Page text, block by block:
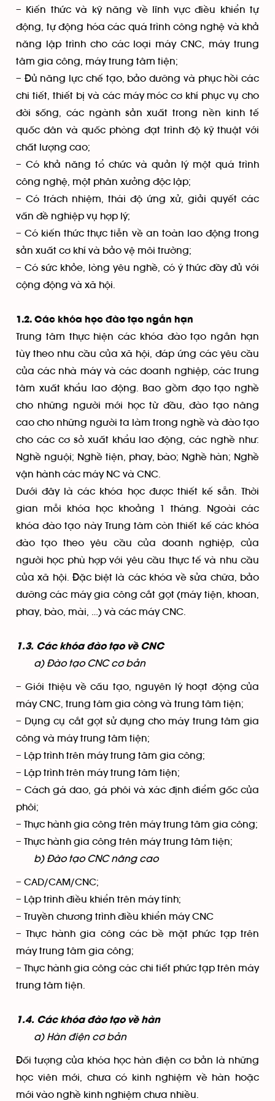
– Kiến thức và kỹ năng về lĩnh vực điều khiển tự
động, tự động hóa các quá trình công nghệ và khả
năng lập trình cho các loại máy CNC, máy trung
tâm gia công, máy trung tâm tiện;
– Đủ năng lực chế tạo, bảo dưỡng và phục hồi các
chi tiết, thiết bị và các máy móc cơ khí phục vụ cho
đời sống, các ngành sản xuất trong nền kinh tế
quốc dân và quốc phòng đạt trình độ kỹ thuật với
chất lượng cao;
– Có khả năng tổ chức và quản lý một quá trình
công nghệ, một phân xưởng độc lập;
– Có trách nhiệm, thái độ ứng xử, giải quyết các
vấn đề nghiệp vụ hợp lý;
– Có kiến thức thực tiễn về an toàn lao động trong
sản xuất cơ khí và bảo vệ môi trường;
– Có sức khỏe, lòng yêu nghề, có ý thức đầy đủ với
cộng động và xã hội.
1.2. Các khóa học đào tạo ngắn hạn
Trung tâm thực hiện các khóa đào tạo ngắn hạn
tùy theo nhu cầu của xã hội, đáp ứng các yêu cầu
của các nhà máy và các doanh nghiệp, các trung
tâm xuất khẩu lao động. Bao gồm đạo tạo nghề
cho những người mới học từ đầu, đào tạo nâng
cao cho những người ta làm trong nghề và đào tạo
cho các cơ sở xuất khẩu lao động, các nghề như:
Nghề nguội; Nghề tiện, phay, bào; Nghề hàn; Nghề
vận hành các máy NC và CNC.
Dưới đây là các khóa học được thiết kế sẵn. Thời
gian mỗi khóa học khoảng 1 tháng. Ngoài các
khóa đào tạo này Trung tâm còn thiết kế các khóa
đào tạo theo yêu cầu của doanh nghiệp, của
người học phù hợp với yêu cầu thực tế và nhu cầu
của xã hội. Đặc biệt là các khóa về sửa chữa, bảo
dưỡng các máy gia công cắt gọt (máy tiện, khoan,
phay, bào, mài, …) và các máy CNC.
1.3. Các khóa đào tạo về CNC
a) Đào tạo CNC cơ bản
– Giới thiệu về cấu tạo, nguyên lý hoạt động của
máy CNC, trung tâm gia công và trung tâm tiện;
– Dụng cụ cắt gọt sử dụng cho máy trung tâm gia
công và máy trung tâm tiện;
– Lập trình trên máy trung tâm gia công;
– Lập trình trên máy trung tâm tiện;
– Cách gá dao, gá phôi và xác định điểm gốc của
phôi;
– Thực hành gia công trên máy trung tâm gia công;
– Thực hành gia công trên máy trung tâm tiện;
b) Đào tạo CNC nâng cao
– CAD/CAM/CNC;
– Lập trình điều khiển trên máy tính;
– Truyền chương trình điều khiển máy CNC
– Thực hành gia công các bề mặt phức tạp trên
máy trung tâm gia công;
– Thực hành gia công các chi tiết phức tạp trên máy
trung tâm tiện.
1.4. Các khóa đào tạo về hàn
a) Hàn điện cơ bản
Đối tượng của khóa học hàn điện cơ bản là những
học viên mới, chưa có kinh nghiệm về hàn hoặc
mới vào nghề kinh nghiệm chưa nhiều.